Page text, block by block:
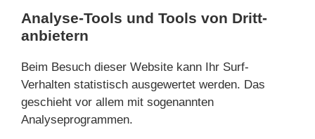
Analyse-Tools und Tools von Dritt­
anbietern
Beim Besuch dieser Website kann Ihr Surf-
Verhalten statistisch ausgewertet werden. Das
geschieht vor allem mit sogenannten
Analyseprogrammen.